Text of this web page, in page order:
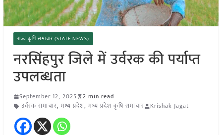
राज्य कृषि समाचार (STATE NEWS)
नरसिंहपुर जिले में उर्वरक की पर्याप्त
उपलब्धता
September 12, 2025
2 min read
उर्वरक समाचार, मध्य प्रदेश, मध्य प्रदेश कृषि समाचार Krishak Jagat